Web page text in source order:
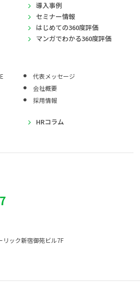
導入事例
セミナー情報
はじめての360度評価
マンガでわかる360度評価
代表メッセージ
会社概要
採用情報
HRコラム
リック新宿御苑ビル7F